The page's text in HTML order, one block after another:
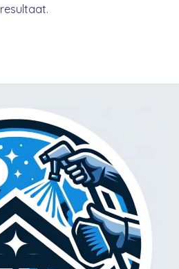
resultaat.